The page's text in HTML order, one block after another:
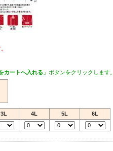
カートへ入れる 」ボタンをクリックします。
3L 4L 5L 6L